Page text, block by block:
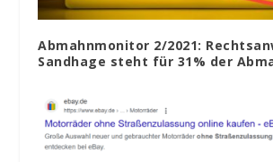
Abmahnmonitor 2/2021:
Sandhage steht für 31% der